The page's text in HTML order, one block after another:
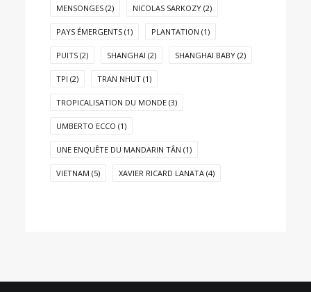
MENSONGES (2) NICOLAS SARKOZY (2)
PAYS ÉMERGENTS (1) PLANTATION (1)
PUITS (2) SHANGHAI (2) SHANGHAI BABY (2)
TPI (2) TRAN NHUT (1)
TROPICALISATION DU MONDE (3)
UMBERTO ECCO (1)
UNE ENQUÊTE DU MANDARIN TÂN (1)
VIETNAM (5) XAVIER RICARD LANATA (4)